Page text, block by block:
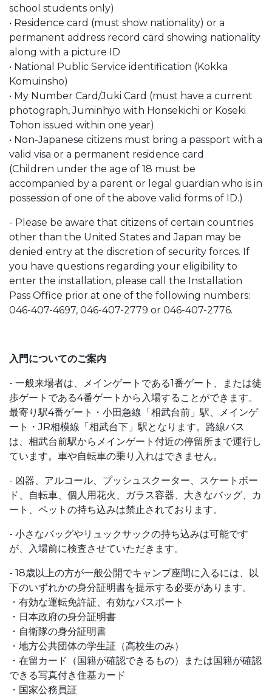
school students only)
• Residence card (must show nationality) or a
permanent address record card showing nationality
along with a picture ID
• National Public Service identification (Kokka
Komuinsho)
• My Number Card/Juki Card (must have a current
photograph, Juminhyo with Honsekichi or Koseki
Tohon issued within one year)
• Non-Japanese citizens must bring a passport with a
valid visa or a permanent residence card
(Children under the age of 18 must be
accompanied by a parent or legal guardian who is in
possession of one of the above valid forms of ID.)
- Please be aware that citizens of certain countries
other than the United States and Japan may be
denied entry at the discretion of security forces. If
you have questions regarding your eligibility to
enter the installation, please call the Installation
Pass Office prior at one of the following numbers:
046-407-4697, 046-407-2779 or 046-407-2776.
入門についてのご案内
- 一般来場者は、メインゲートである1番ゲート、または徒
歩ゲートである4番ゲートから入場することができます。
最寄り駅4番ゲート・小田急線「相武台前」駅、メインゲ
ート・JR相模線「相武台下」駅となります。路線バス
は、相武台前駅からメインゲート付近の停留所まで運行し
ています。車や自転車の乗り入れはできません。
- 凶器、アルコール、プッシュスクーター、スケートボー
ド、自転車、個人用花火、ガラス容器、大きなバッグ、カ
ート、ペットの持ち込みは禁止されております。
- 小さなバッグやリュックサックの持ち込みは可能です
が、入場前に検査させていただきます。
- 18歳以上の方が一般公開でキャンプ座間に入るには、以
下のいずれかの身分証明書を提示する必要があります。
・有効な運転免許証、有効なパスポート
・日本政府の身分証明書
・自衛隊の身分証明書
・地方公共団体の学生証（高校生のみ）
・在留カード（国籍が確認できるもの）または国籍が確認
できる写真付き住基カード
・国家公務員証